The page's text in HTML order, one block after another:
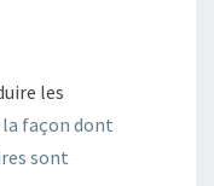
les
la façon dont
sont